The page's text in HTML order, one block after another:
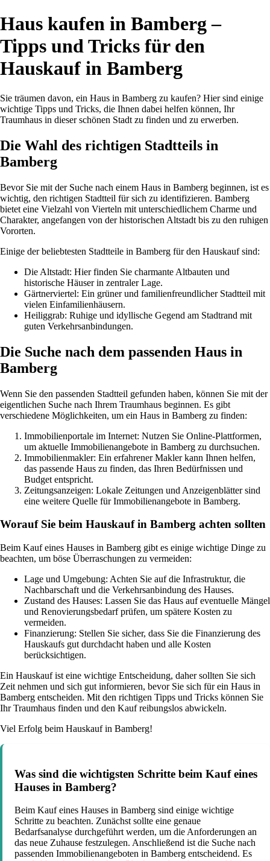
Haus kaufen in Bamberg –
Tipps und Tricks für den
Hauskauf in Bamberg
Sie träumen davon, ein Haus in Bamberg zu kaufen? Hier sind einige
wichtige Tipps und Tricks, die Ihnen dabei helfen können, Ihr
Traumhaus in dieser schönen Stadt zu finden und zu erwerben.
Die Wahl des richtigen Stadtteils in
Bamberg
Bevor Sie mit der Suche nach einem Haus in Bamberg beginnen, ist es
wichtig, den richtigen Stadtteil für sich zu identifizieren. Bamberg
bietet eine Vielzahl von Vierteln mit unterschiedlichem Charme und
Charakter, angefangen von der historischen Altstadt bis zu den ruhigen
Vororten.
Einige der beliebtesten Stadtteile in Bamberg für den Hauskauf sind:
Die Altstadt: Hier finden Sie charmante Altbauten und
historische Häuser in zentraler Lage.
Gärtnerviertel: Ein grüner und familienfreundlicher Stadtteil mit
vielen Einfamilienhäusern.
Heiliggrab: Ruhige und idyllische Gegend am Stadtrand mit
guten Verkehrsanbindungen.
Die Suche nach dem passenden Haus in
Bamberg
Wenn Sie den passenden Stadtteil gefunden haben, können Sie mit der
eigentlichen Suche nach Ihrem Traumhaus beginnen. Es gibt
verschiedene Möglichkeiten, um ein Haus in Bamberg zu finden:
Immobilienportale im Internet: Nutzen Sie Online-Plattformen,
um aktuelle Immobilienangebote in Bamberg zu durchsuchen.
Immobilienmakler: Ein erfahrener Makler kann Ihnen helfen,
das passende Haus zu finden, das Ihren Bedürfnissen und
Budget entspricht.
Zeitungsanzeigen: Lokale Zeitungen und Anzeigenblätter sind
eine weitere Quelle für Immobilienangebote in Bamberg.
Worauf Sie beim Hauskauf in Bamberg achten sollten
Beim Kauf eines Hauses in Bamberg gibt es einige wichtige Dinge zu
beachten, um böse Überraschungen zu vermeiden:
Lage und Umgebung: Achten Sie auf die Infrastruktur, die
Nachbarschaft und die Verkehrsanbindung des Hauses.
Zustand des Hauses: Lassen Sie das Haus auf eventuelle Mängel
und Renovierungsbedarf prüfen, um spätere Kosten zu
vermeiden.
Finanzierung: Stellen Sie sicher, dass Sie die Finanzierung des
Hauskaufs gut durchdacht haben und alle Kosten
berücksichtigen.
Ein Hauskauf ist eine wichtige Entscheidung, daher sollten Sie sich
Zeit nehmen und sich gut informieren, bevor Sie sich für ein Haus in
Bamberg entscheiden. Mit den richtigen Tipps und Tricks können Sie
Ihr Traumhaus finden und den Kauf reibungslos abwickeln.
Viel Erfolg beim Hauskauf in Bamberg!
Was sind die wichtigsten Schritte beim Kauf eines
Hauses in Bamberg?
Beim Kauf eines Hauses in Bamberg sind einige wichtige
Schritte zu beachten. Zunächst sollte eine genaue
Bedarfsanalyse durchgeführt werden, um die Anforderungen an
das neue Zuhause festzulegen. Anschließend ist die Suche nach
passenden Immobilienangeboten in Bamberg entscheidend. Es